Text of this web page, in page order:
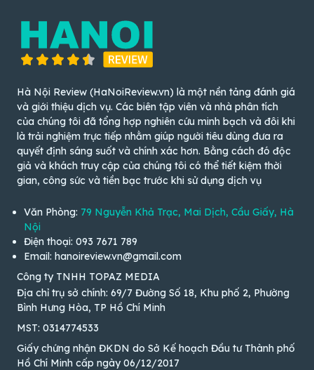
Hà Nội Review (HaNoiReview.vn) là một nền tảng đánh giá
và giới thiệu dịch vụ. Các biên tập viên và nhà phân tích
của chúng tôi đã tổng hợp nghiên cứu minh bạch và đôi khi
là trải nghiệm trực tiếp nhằm giúp người tiêu dùng đưa ra
quyết định sáng suốt và chính xác hơn. Bằng cách đó độc
giả và khách truy cập của chúng tôi có thể tiết kiệm thời
gian, công sức và tiền bạc trước khi sử dụng dịch vụ
Văn Phòng: 79 Nguyễn Khả Trạc, Mai Dịch, Cầu Giấy, Hà
Nội
Điện thoại: 093 7671 789
Email: hanoireview.vn@gmail.com
Công ty TNHH TOPAZ MEDIA
Địa chỉ trụ sở chính: 69/7 Đường Số 18, Khu phố 2, Phường
Bình Hưng Hòa, TP Hồ Chí Minh
MST: 0314774533
Giấy chứng nhận ĐKDN do Sở Kế hoạch Đầu tư Thành phố
Hồ Chí Minh cấp ngày 06/12/2017